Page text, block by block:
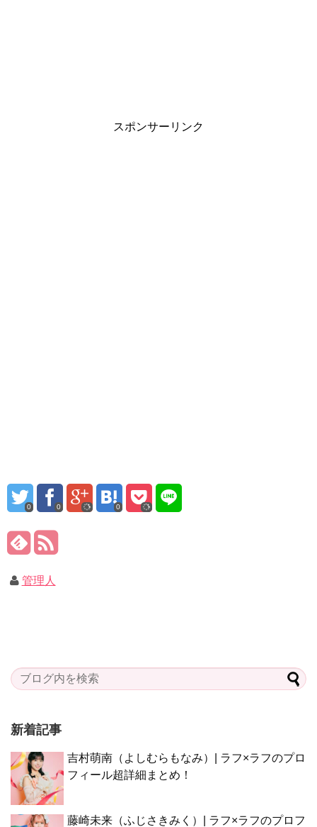
スポンサーリンク
0 0 0
管理人
新着記事
吉村萌南（よしむらもなみ）| ラフ×ラフのプロ
フィール超詳細まとめ！
藤崎未来（ふじさきみく）| ラフ×ラフのプロフ